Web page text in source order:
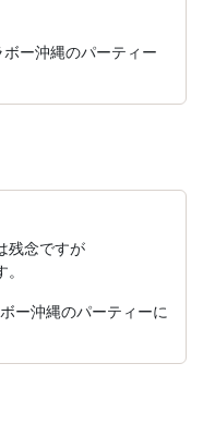
ー沖縄のパーティー
残念ですが
ー沖縄のパーティーに